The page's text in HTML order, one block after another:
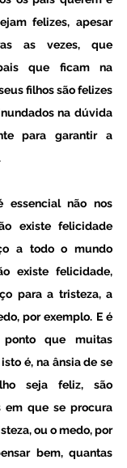
felizes, apesar
as vezes, que
que ficam na
filhos são felizes
na dúvida
para garantir a
essencial não nos
existe felicidade
a todo o mundo
existe felicidade,
para a tristeza, a
por exemplo. E é
ponto que muitas
é, na ânsia de se
seja feliz, são
em que se procura
ou o medo, por
bem, quantas